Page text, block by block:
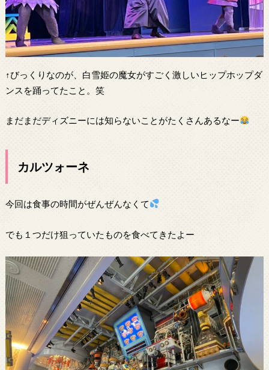
↑びっくりなのが、白雪姫の魔女がすごく激しいヒップホップダ
ンスを踊ってたこと。笑
まだまだディズニーには知らないことがたくさんあるなー
カルツォーネ
今回は食事の時間がぜんぜんなくて
でも１つだけ狙っていたものを食べてきたよー